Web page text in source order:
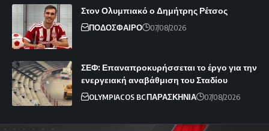
Στον Ολυμπιακό ο Δημήτρης Ρέτσος
ΠΟΔΟΣΦΑΙΡΟ 07/08/2026
ΣΕΦ: Επαναπροκυρήσσεται το έργο για την
ενεργειακή αναβάθμιση του Σταδίου
OLYMPIACOS BCΠΑΡΑΣΚΗΝΙΑ 07/08/2026